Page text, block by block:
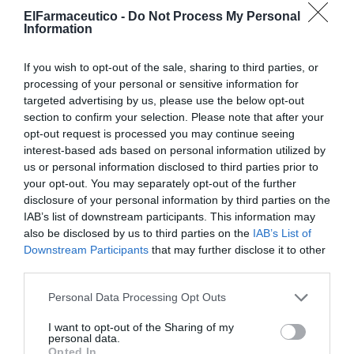
ElFarmaceutico - Do Not Process My Personal
Information
If you wish to opt-out of the sale, sharing to third parties, or
processing of your personal or sensitive information for
targeted advertising by us, please use the below opt-out
section to confirm your selection. Please note that after your
opt-out request is processed you may continue seeing
interest-based ads based on personal information utilized by
us or personal information disclosed to third parties prior to
your opt-out. You may separately opt-out of the further
disclosure of your personal information by third parties on the
IAB’s list of downstream participants. This information may
also be disclosed by us to third parties on the IAB’s List of
Downstream Participants that may further disclose it to other
Personal Data Processing Opt Outs
I want to opt-out of the Sharing of my
personal data.
Opted In
Una alianza para dar PASOS hacia la salud
2019, e involucró a más de 244 centros educativos y 13
grupos de investigación, permitió conocer el estado de
los estilos de vida de los niños y niñas de 8 a 16 años en
España. Los resultados demostraron que la pandemia
de obesidad infantil es una realidad que afecta a un
14,2 % de la población infantojuvenil: junto al
sobrepeso, uno de cada tres niños y niñas en España
presenta exceso de peso.
Desde su publicación en el 2019, el estudio PASOS se ha
convertido en un referente para analizar la epidemia de
la obesidad infantil y los cuatro pilares de los hábitos de
física y deporte, alimentación saludable, sueño y
bienestar emocional). Ahora, la Gasol Foundation está